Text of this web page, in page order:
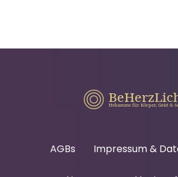
AGBs Impressum &